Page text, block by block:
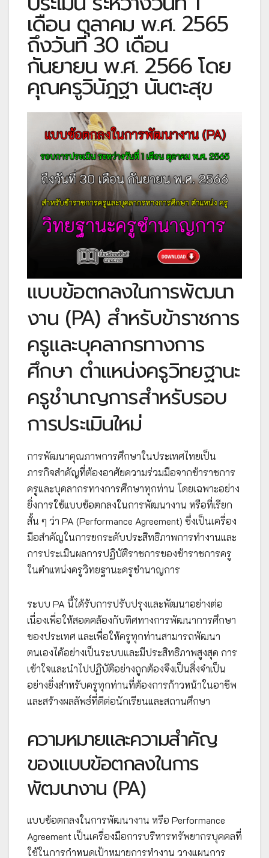
เดือน ตุลาคม พ.ศ. 2565
ถึงวันที่ 30 เดือน
กันยายน พ.ศ. 2566 โดย
คุณครูวินัฎฐา นันตะสุข
แบบข้อตกลงในการพัฒนา
งาน (PA) สำหรับข้าราชการ
ครูและบุคลากรทางการ
ศึกษา ตำแหน่งครูวิทยฐานะ
ครูชำนาญการสำหรับรอบ
การประเมินใหม่
การพัฒนาคุณภาพการศึกษาในประเทศไทยเป็น
ภารกิจสำคัญที่ต้องอาศัยความร่วมมือจากข้าราชการ
ครูและบุคลากรทางการศึกษาทุกท่าน โดยเฉพาะอย่าง
ยิ่งการใช้แบบข้อตกลงในการพัฒนางาน หรือที่เรียก
สั้น ๆ ว่า PA (Performance Agreement) ซึ่งเป็นเครื่อง
มือสำคัญในการยกระดับประสิทธิภาพการทำงานและ
การประเมินผลการปฏิบัติราชการของข้าราชการครู
ในตำแหน่งครูวิทยฐานะครูชำนาญการ
ระบบ PA นี้ได้รับการปรับปรุงและพัฒนาอย่างต่อ
เนื่องเพื่อให้สอดคล้องกับทิศทางการพัฒนาการศึกษา
ของประเทศ และเพื่อให้ครูทุกท่านสามารถพัฒนา
ตนเองได้อย่างเป็นระบบและมีประสิทธิภาพสูงสุด การ
เข้าใจและนำไปปฏิบัติอย่างถูกต้องจึงเป็นสิ่งจำเป็น
อย่างยิ่งสำหรับครูทุกท่านที่ต้องการก้าวหน้าในอาชีพ
และสร้างผลลัพธ์ที่ดีต่อนักเรียนและสถานศึกษา
ความหมายและความสำคัญ
ของแบบข้อตกลงในการ
พัฒนางาน (PA)
แบบข้อตกลงในการพัฒนางาน หรือ Performance
Agreement เป็นเครื่องมือการบริหารทรัพยากรบุคคลที่
ใช้ในการกำหนดเป้าหมายการทำงาน วางแผนการ